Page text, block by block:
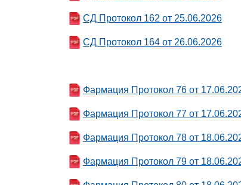
СД Протокол 162 от 25.06.2026
СД Протокол 164 от 26.06.2026
Фармация Протокол 76 от
Фармация Протокол 77 от
Фармация Протокол 78 от
Фармация Протокол 79 от